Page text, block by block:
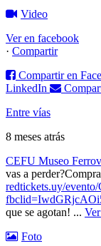
Video
Ver en facebook
· Compartir
Compartir en
LinkedIn
Entre vías
8 meses atrás
CEFU Museo
vas a perder?
redtickets.uy/
que se agotan! ...
Foto